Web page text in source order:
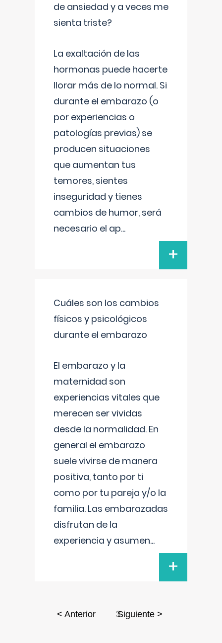
de ansiedad y a veces me
sienta triste?
La exaltación de las
hormonas puede hacerte
llorar más de lo normal. Si
durante el embarazo (o
por experiencias o
patologías previas) se
producen situaciones
que aumentan tus
temores, sientes
inseguridad y tienes
cambios de humor, será
necesario el ap...
+
Cuáles son los cambios
físicos y psicológicos
durante el embarazo
El embarazo y la
maternidad son
experiencias vitales que
merecen ser vividas
desde la normalidad. En
general el embarazo
suele vivirse de manera
positiva, tanto por ti
como por tu pareja y/o la
familia. Las embarazadas
disfrutan de la
experiencia y asumen...
+
< Anterior 3Siguiente >